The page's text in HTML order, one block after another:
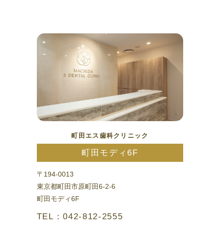
町田エス歯科クリニック
町田モディ6F
〒194-0013
東京都町田市原町田6-2-6
町田モディ6F
TEL：042-812-2555